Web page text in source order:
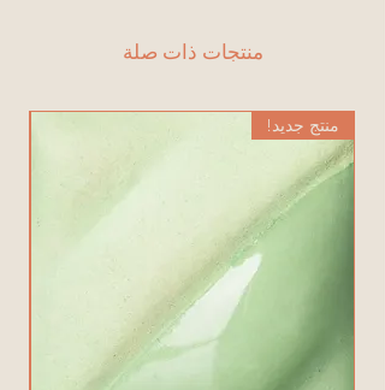
منتجات ذات صلة
منتج جديد!